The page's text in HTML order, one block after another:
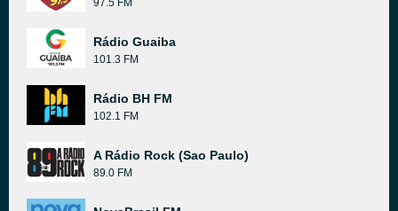
97.5 FM
Rádio Guaiba
101.3 FM
Rádio BH FM
102.1 FM
A Rádio Rock (Sao Paulo)
89.0 FM